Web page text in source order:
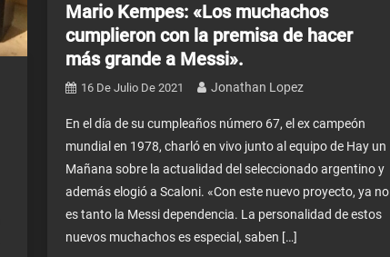
Mario Kempes: «Los muchachos
cumplieron con la premisa de hacer
más grande a Messi».
16 De Julio De 2021 Jonathan Lopez
En el día de su cumpleaños número 67, el ex campeón
mundial en 1978, charló en vivo junto al equipo de Hay un
Mañana sobre la actualidad del seleccionado argentino y
además elogió a Scaloni. «Con este nuevo proyecto, ya no
es tanto la Messi dependencia. La personalidad de estos
nuevos muchachos es especial, saben […]